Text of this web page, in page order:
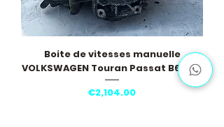
Boite de vitesses manuelle
VOLKSWAGEN Touran Passat B6 NBV
Price
€2,104.00